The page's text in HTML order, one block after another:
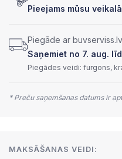
Pieejams mūsu
Piegāde ar
Saņemiet no 7. aug.
Piegādes veidi: furgons,
* Preču saņemšanas datums ir
MAKSĀŠANAS VEIDI: